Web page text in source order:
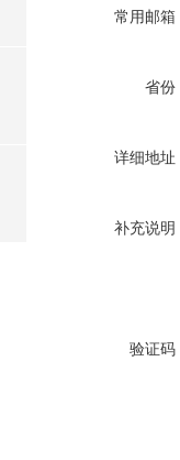
常用邮箱
省份
详细地址
补充说明
验证码